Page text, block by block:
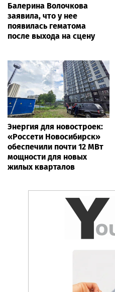
Балерина Волочкова
заявила, что у нее
появилась гематома
после выхода на сцену
Энергия для новостроек:
«Россети Новосибирск»
обеспечили почти 12 МВт
мощности для новых
жилых кварталов